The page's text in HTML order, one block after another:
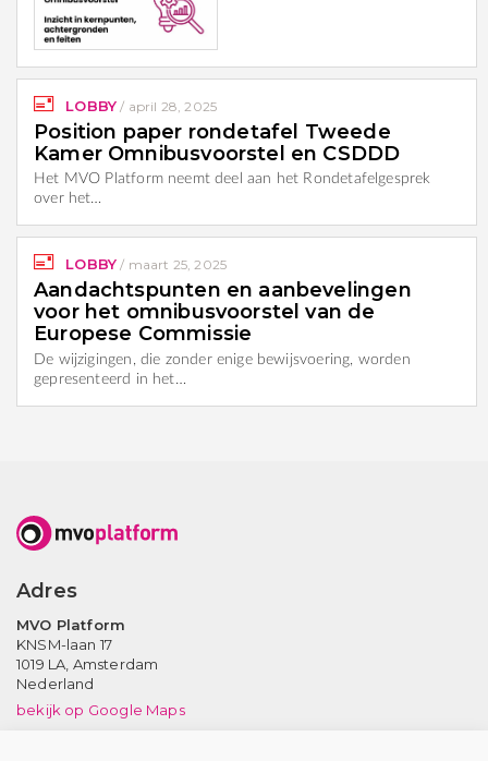
LOBBY / april 28, 2025
Position paper rondetafel Tweede
Kamer Omnibusvoorstel en CSDDD
Het MVO Platform neemt deel aan het Rondetafelgesprek
over het…
LOBBY / maart 25, 2025
Aandachtspunten en aanbevelingen
voor het omnibusvoorstel van de
Europese Commissie
De wijzigingen, die zonder enige bewijsvoering, worden
gepresenteerd in het…
Adres
MVO Platform
KNSM-laan 17
1019 LA, Amsterdam
Nederland
bekijk op Google Maps